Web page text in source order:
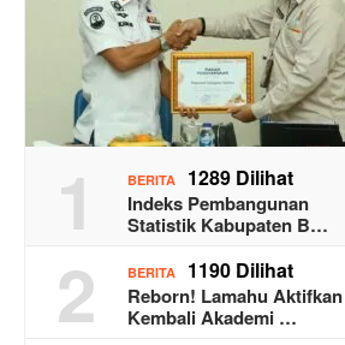
1 BERITA 1289 Dilihat
Indeks Pembangunan
Statistik Kabupaten B…
2 BERITA 1190 Dilihat
Reborn! Lamahu Aktifkan
Kembali Akademi …